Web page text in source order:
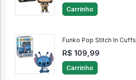
Carrinho
Funko Pop Stitch In Cuffs
R$ 109,99
Carrinho